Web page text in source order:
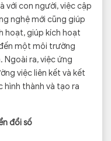
với con người, việc cập
nghệ mới cũng giúp
hoạt, giúp kích hoạt
một môi trường
Ngoài ra, việc ứng
việc liên kết và kết
hình thành và tạo ra
đổi số